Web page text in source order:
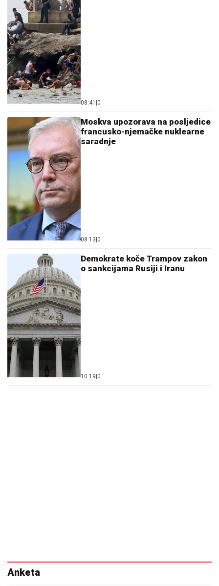
08:41 |0
Moskva upozorava na posljedice
francusko-njemačke nuklearne
saradnje
08:13|0
Demokrate koče Trampov zakon
o sankcijama Rusiji i Iranu
10:19|0
Anketa